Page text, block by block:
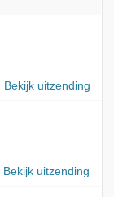
Bekijk uitzending
Bekijk uitzending